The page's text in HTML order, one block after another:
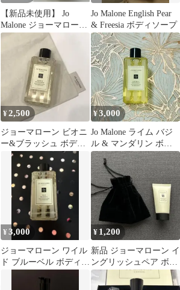
【新品未使用】 Jo
Malone ジョーマローン
ボディ＆ハンド ウォッ
Jo Malone English Pear
& Freesia ボディソープ
¥2,500
ジョーマローン ビオニ
ー&ブラッシュ ボディ
&ハンドウォッシュ 巾
着付き
¥3,000
Jo Malone ライム バジ
ル & マンダリン ボデ
ィ&ハンドウォッシュ
¥3,000
ジョーマローン ワイル
ド ブルーベル ボディ
¥ 1,200
新品 ジョーマローン イ
ングリッシュペア ボデ
ィ&ハンドウォッシュ
30ml